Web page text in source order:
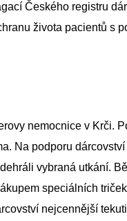
Českého registru
života pacientů s
nemocnice v Krči.
Na podporu
vybraná utkání.
speciálních
nejcennější